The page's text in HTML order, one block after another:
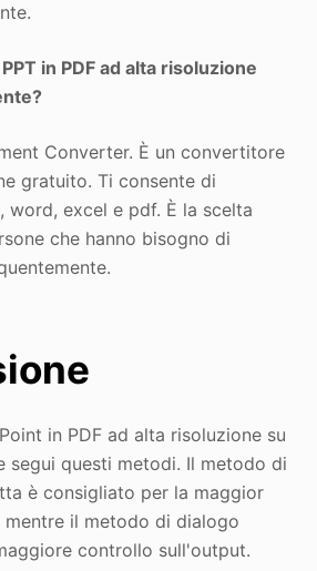
in PDF ad alta risoluzione
Converter. È un convertitore
gratuito. Ti consente di
excel e pdf. È la scelta
che hanno bisogno di
in PDF ad alta risoluzione su
segui questi metodi. Il metodo di
è consigliato per la maggior
il metodo di dialogo
controllo sull'output.